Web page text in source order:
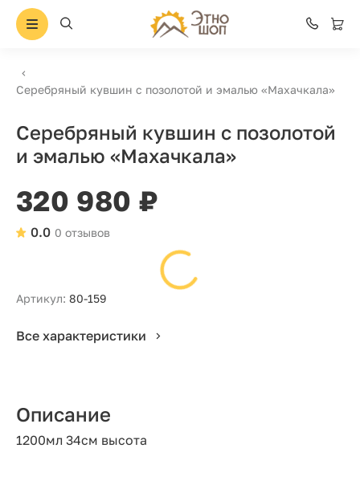
Серебряный кувшин с позолотой и эмалью «Махачкала»
Серебряный кувшин с позолотой
и эмалью «Махачкала»
320 980 ₽
0 отзывов
0.0
Артикул: 80-159
Все характеристики
Описание
1200мл 34см высота